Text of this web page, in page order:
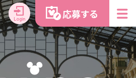
Login 応募する